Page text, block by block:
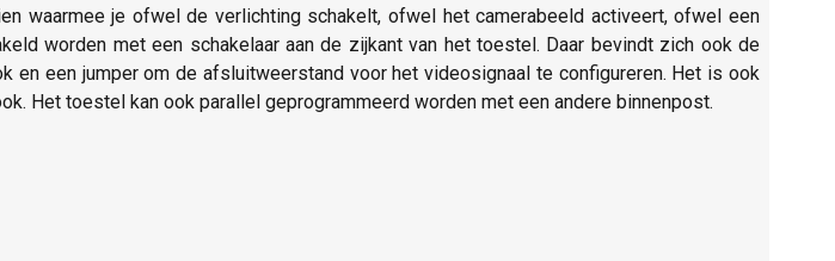
waarmee je ofwel de verlichting schakelt, ofwel het camerabeeld activeert, ofwel een
worden met een schakelaar aan de zijkant van het toestel. Daar bevindt zich ook de
een jumper om de afsluitweerstand voor het videosignaal te configureren. Het is ook
Het toestel kan ook parallel geprogrammeerd worden met een andere binnenpost.